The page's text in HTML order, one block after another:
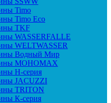
Timo
Timo Eco
TKF
WASSERFALLE
WELTWASSER
Водный Мир
МОНОМАХ
H-серия
JACUZZI
TRITON
К-серия